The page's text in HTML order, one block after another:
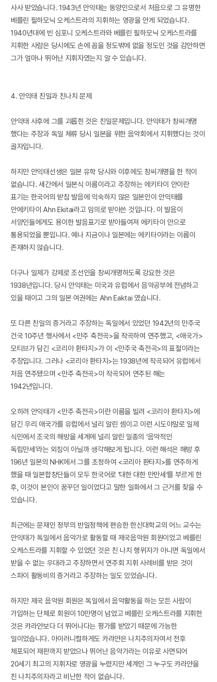
사사 받았습니다. 1943년 안익태는 동양인으로서 처음으로 그 유명한
베를린 필하모닉 오케스트라의 지휘하는 영광을 안게 되었습니다.
1940년대에 빈 심포니 오케스트라와 베를린 필하모닉 오케스트라를
지휘한 사람은 당시에도 손에 꼽을 정도밖에 없을 정도인 것을 감안하면
그가 얼마나 뛰어난 지휘자였는지 알 수 있습니다.
4. 안익태 친일과 친나치 문제
안익태 사후에 그를 괴롭힌 것은 친일문제입니다. 안익태가 창씨개명
했다는 주장과 독일 체류 당시 일본을 위한 음악회에서 지휘했다는 것이
골자입니다.
하지만 안익태선생은 일본 유학 당시와 이후에도 창씨개명을 한 적이
없습니다. 세간에서 일본식 이름이라고 주장하는 에키타이 안이란
표기는 한국어의 받침 발음에 익숙하지 않은 일본인이 안익태를
안에키타이 Ahn Ekitai라고 임의로 받아쓴 것입니다. 이 발음이
서양인들에게도 용이한 발음표기로 받아들여져 에키타이 안으로
통용되었을 뿐입니다. 예나 지금이나 일본에는 에키타이라는 이름이
존재하지 않습니다.
더구나 일제가 강제로 조선인을 창씨개명하도록 강요한 것은
1938년입니다. 당시 안익태는 미국과 유럽에서 음악공부에 전념하고
있을 때이고 그의 일본 여권에는 Ahn Eaktai 였습니다.
또 다른 친일의 증거라고 주장하는 독일에서 있었던 1942년의 만주국
건국 10주년 행사에서 <만주 축전곡>을 작곡하여 연주했고, <애국가>
모티브가 담긴 <코리아 환타지>가 이 <만주국 축전곡>의 표절이라는
주장입니다. 그러나 <코리아 환타지>는 1938년에 작곡되어 유럽에서
처음 연주됐으며 <만주 축전곡>이 작곡되어 연주된 해는
1942년입니다.
오히려 안익태가 <만주 축전곡>이란 이름을 빌려 <코리아 환타지>에
담긴 우리 애국가를 유럽에서 널리 알린 셈이고 이런 시도야말로 일제
식민에서 조국의 해방을 세계에 널리 알린 일종의 ‘음악적인
독립만세’라는 외침이 아닐까 생각해보게 됩니다. 이런 해석은 해방 후
196년 일본의 NHK에서 그를 초청하여 <코리아 환타지>를 연주하게
했을 때 일본합창단들이 모두 한국어로 ‘대한 대한 만만세‘를 부르게 한
후, 이것이 본인이 꿈꾸던 일이었다고 말한 일화에서 그 근거를 찾을 수
있습니다.
최근에는 문재인 정부의 반일정책에 편승한 한신대학교의 어느 교수는
안익태가 독일에서 음악가로 활동할 때 제국음악원 회원이었고 베를린
오케스트라를 지휘할 수 있었던 것은 친 나치 행위자가 아니면 독일에서
받을 수 없는 우대라고 주장하면서 연주회 지휘 사례비를 받은 것이
스파이 활동비의 증거라고 주장하는 일도 있었습니다.
하지만 제국 음악원 회원은 독일에서 음악활동을 하는 모든 사람이
가입하는 단체로 회원이 10만명이 넘었고 베를린 오케스트라를 지휘한
것은 캬라얀보다 더 뛰어나다는 평가를 받았기 때문에 가능한
일이었습니다. 아이러니컬하게도 카랴얀은 나치주의자여서 전후
체포되어 재판까지 받았으나 뛰어난 음악가라는 이유로 사면되어
20세기 최고의 지휘자로 영광을 누렸지만 세계인 그 누구도 캬라얀을
친 나치주의자라고 비난한 적이 없습니다.